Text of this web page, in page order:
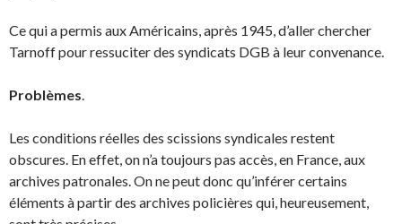
Ce qui a permis aux Américains, après 1945, d’aller chercher
Tarnoff pour ressuciter des syndicats DGB à leur convenance.
Problèmes.
Les conditions réelles des scissions syndicales restent
obscures. En effet, on n’a toujours pas accès, en France, aux
archives patronales. On ne peut donc qu’inférer certains
éléments à partir des archives policières qui, heureusement,